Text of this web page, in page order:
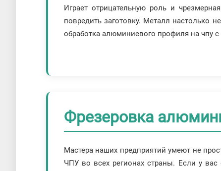
Играет отрицательную роль и
повредить заготовку. Металл настолько
обработка алюминиевого профиля на чпу
Фрезеровка
Мастера наших предприятий умеют не
ЧПУ во всех регионах страны. Если у